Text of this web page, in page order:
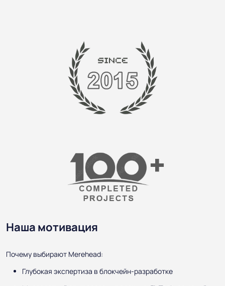
Наша мотивация
Почему выбирают Merehead:
Глубокая экспертиза в блокчейн-разработке